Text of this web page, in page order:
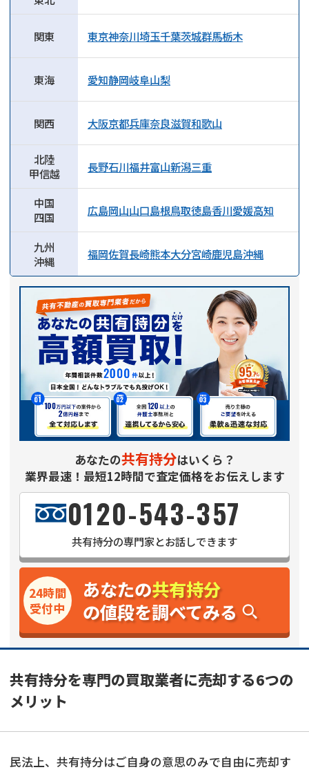
関東 東京神奈川埼玉千葉茨城群馬栃木
東海 愛知静岡岐阜山梨
関西 大阪京都兵庫奈良滋賀和歌山
北陸
甲信越
長野石川福井富山新潟三重
中国
四国
広島岡山山口島根鳥取徳島香川愛媛高知
九州
沖縄
福岡佐賀長崎熊本大分宮崎鹿児島沖縄
あなたの共有持分はいくら？
業界最速！最短12時間で査定価格をお伝えします
0120-543-357
共有持分の専門家とお話しできます
あなたの共有持分
の値段を調べてみる
24時間
受付中
共有持分を専門の買取業者に売却する6つの
メリット
民法上、共有持分はご自身の意思のみで自由に売却す